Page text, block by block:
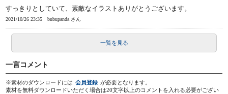
すっきりとしていて、素敵なイラストありがとうございます。
2021/10/26 23:35 bubupanda さん
一覧を見る
一言コメント
※素材のダウンロードには 会員登録 が必要となります。
素材を無料ダウンロードいただく場合は20文字以上のコメントを入れる必要がござい